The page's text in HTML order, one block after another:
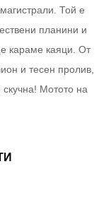
Той е
планини и
караме каяци. От
и тесен пролив,
скучна! Мотото на